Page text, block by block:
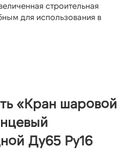
строительная
для использования в
«Кран шаровой
Ду65 Ру16